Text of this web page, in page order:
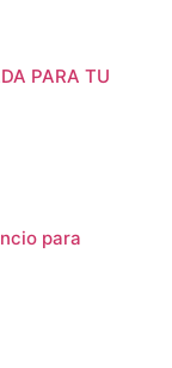
PARA TU
para